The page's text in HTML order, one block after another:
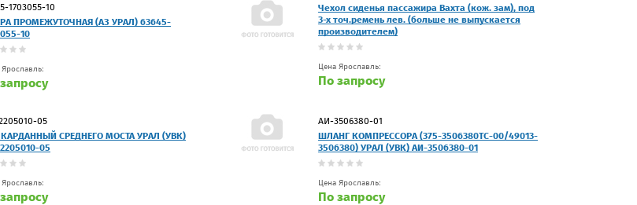
1703055-10
ПРОМЕЖУТОЧНАЯ (АЗ УРАЛ) 63645-
10
Ярославль:
Чехол сиденья пассажира Вахта (кож. зам), под
3-х точ.ремень лев. (больше не выпускается
производителем)
Цена Ярославль:
По запросу
05
СРЕДНЕГО МОСТА УРАЛ (УВК)
05
Ярославль:
АИ-3506380-01
ШЛАНГ КОМПРЕССОРА (375-3506380ТС-00/49013-
3506380) УРАЛ (УВК) АИ-3506380-01
Цена Ярославль:
По запросу